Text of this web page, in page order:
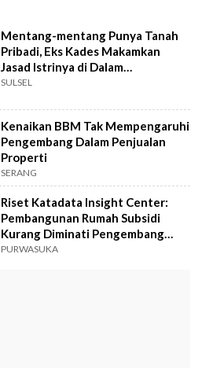
Mentang-mentang Punya Tanah
Pribadi, Eks Kades Makamkan
Jasad Istrinya di Dalam
Perumahan, Bersebelahan Sumber
SULSEL
Kenaikan BBM Tak Mempengaruhi
Pengembang Dalam Penjualan
Properti
SERANG
Riset Katadata Insight Center:
Pembangunan Rumah Subsidi
Kurang Diminati Pengembang
Besar
PURWASUKA